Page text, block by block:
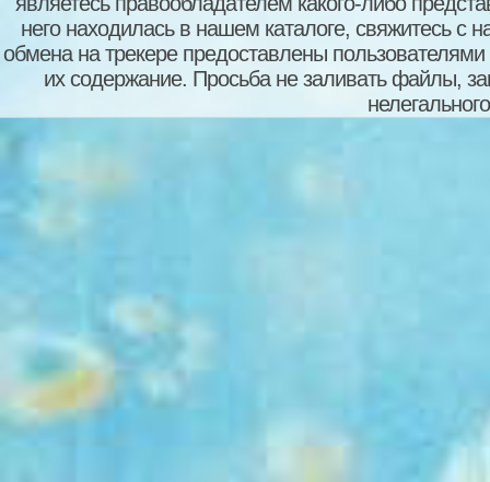
него находилась в нашем каталоге, свяжитесь
обмена на трекере предоставлены пользователями
их содержание. Просьба не заливать файлы,